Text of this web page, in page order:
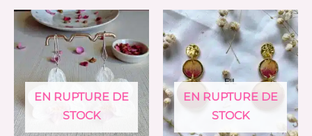
EN RUPTURE DE
STOCK
EN RUPTURE DE
STOCK